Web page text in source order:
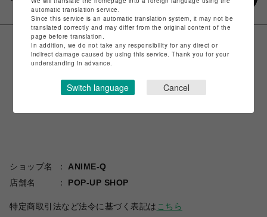
ショップ名
ANIME-Q
店舗名
POP-UP SHOP
特定商取引法など法令に基づく表記は こちら
automatic translation service.
Since this service is an automatic translation system, it may not be
translated correctly and may differ from the original content of the
page before translation.
In addition, we do not take any responsibility for any direct or
indirect damage caused by using this service. Thank you for your
understanding in advance.
Switch language Cancel